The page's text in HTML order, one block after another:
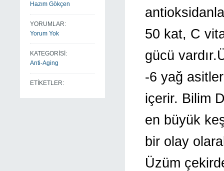
Hazım Gökçen
YORUMLAR:
Yorum Yok
KATEGORİSİ:
Anti-Aging
ETİKETLER:
50 kat, C
gücü
-6 yağ
içerir. Bilim
en büyük
bir olay
Üzüm